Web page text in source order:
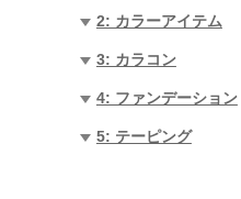
2: カラーアイテム
3: カラコン
4: ファンデーション
5: テーピング